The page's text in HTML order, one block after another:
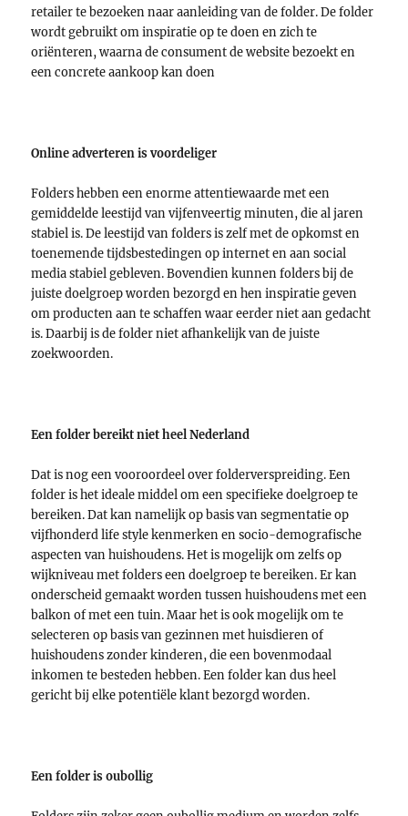
retailer te bezoeken naar aanleiding van de folder. De folder
wordt gebruikt om inspiratie op te doen en zich te
oriënteren, waarna de consument de website bezoekt en
een concrete aankoop kan doen
Online adverteren is voordeliger
Folders hebben een enorme attentiewaarde met een
gemiddelde leestijd van vijfenveertig minuten, die al jaren
stabiel is. De leestijd van folders is zelf met de opkomst en
toenemende tijdsbestedingen op internet en aan social
media stabiel gebleven. Bovendien kunnen folders bij de
juiste doelgroep worden bezorgd en hen inspiratie geven
om producten aan te schaffen waar eerder niet aan gedacht
is. Daarbij is de folder niet afhankelijk van de juiste
zoekwoorden.
Een folder bereikt niet heel Nederland
Dat is nog een vooroordeel over folderverspreiding. Een
folder is het ideale middel om een specifieke doelgroep te
bereiken. Dat kan namelijk op basis van segmentatie op
vijfhonderd life style kenmerken en socio-demografische
aspecten van huishoudens. Het is mogelijk om zelfs op
wijkniveau met folders een doelgroep te bereiken. Er kan
onderscheid gemaakt worden tussen huishoudens met een
balkon of met een tuin. Maar het is ook mogelijk om te
selecteren op basis van gezinnen met huisdieren of
huishoudens zonder kinderen, die een bovenmodaal
inkomen te besteden hebben. Een folder kan dus heel
gericht bij elke potentiële klant bezorgd worden.
Een folder is oubollig